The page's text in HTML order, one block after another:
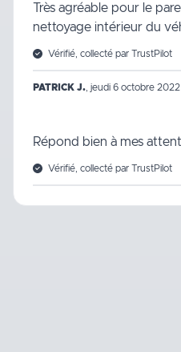
Très agréable pour le
nettoyage intérieur du
Vérifié, collecté par TrustPilot
PATRICK J. jeudi 6 octobre 2022
Répond bien à mes
Vérifié, collecté par TrustPilot